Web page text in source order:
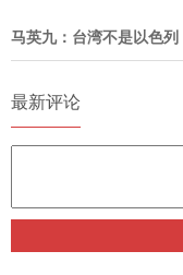
马英九：台湾不是以色
最新评论